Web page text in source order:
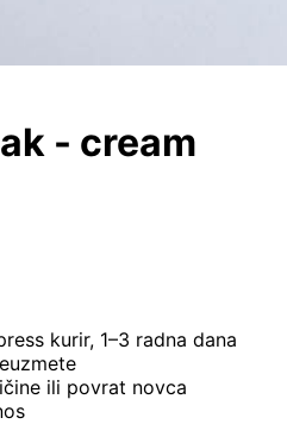
- cream
kurir, 1–3 radna dana
ili povrat novca